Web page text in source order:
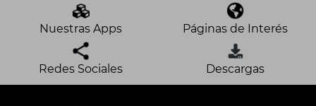
Nuestras Apps Páginas de Interés
Redes Sociales Descargas